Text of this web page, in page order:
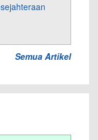
Semua Artikel